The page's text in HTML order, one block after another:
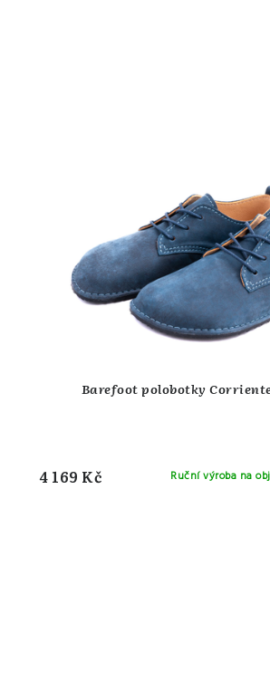
Barefoot polobotky
Ruční výroba na
4 169 Kč